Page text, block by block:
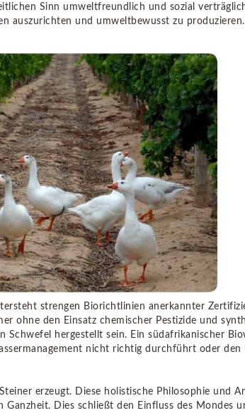
Sinn umweltfreundlich und sozial
auszurichten und umweltbewusst zu
strengen Biorichtlinien anerkannter
ohne den Einsatz chemischer Pestizide und
Schwefel hergestellt sein. Ein südafrikanischer
nicht richtig durchführt oder den
erzeugt. Diese holistische Philosophie und
Dies schließt den Einfluss des Mondes